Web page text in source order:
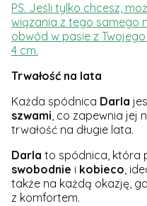
PS. Jeśli tylko chcesz,
wiązania z tego samego
obwód w pasie z
4 cm.
Trwałość na lata
Każda spódnica Darla
szwami, co zapewnia jej
trwałość na długie lata.
Darla to spódnica, która
swobodnie i kobieco,
także na każdą okazję,
z komfortem.